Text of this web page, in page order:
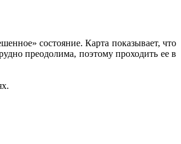
состояние. Карта показывает, что
преодолима, поэтому проходить ее в